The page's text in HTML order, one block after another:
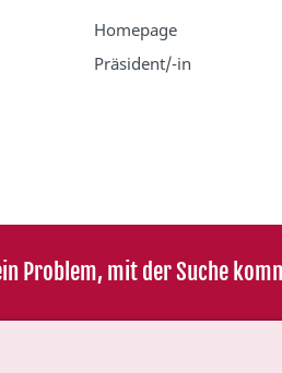
Homepage
Präsident/-in
Problem, mit der Suche